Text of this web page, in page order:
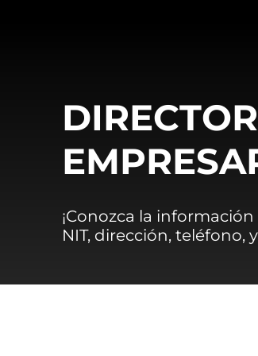
¡Conozca la
NIT, dirección, teléfono,